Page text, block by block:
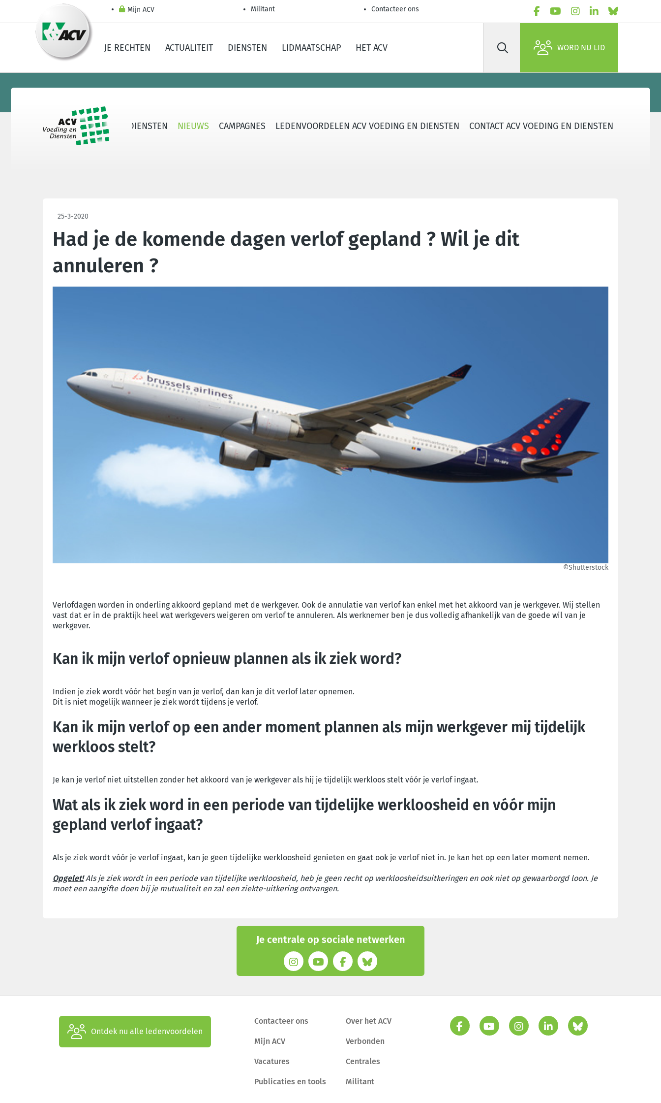
Mijn ACV Militant Contacteer ons
JE RECHTEN ACTUALITEIT DIENSTEN LIDMAATSCHAP HET ACV Zoek WORD NU LID
OVER ACV VOEDING EN DIENSTEN NIEUWS CAMPAGNES LEDENVOORDELEN ACV VOEDING EN DIENSTEN CONTACT ACV VOEDING EN DIENSTEN
25-3-2020
Had je de komende dagen verlof gepland ? Wil je dit
annuleren ?
©Shutterstock
Verlofdagen worden in onderling akkoord gepland met de werkgever. Ook de annulatie van verlof kan enkel met het akkoord van je werkgever. Wij stellen
vast dat er in de praktijk heel wat werkgevers weigeren om verlof te annuleren. Als werknemer ben je dus volledig afhankelijk van de goede wil van je
werkgever.
Kan ik mijn verlof opnieuw plannen als ik ziek word?
Indien je ziek wordt vóór het begin van je verlof, dan kan je dit verlof later opnemen.
Dit is niet mogelijk wanneer je ziek wordt tijdens je verlof.
Kan ik mijn verlof op een ander moment plannen als mijn werkgever mij tijdelijk
werkloos stelt?
Je kan je verlof niet uitstellen zonder het akkoord van je werkgever als hij je tijdelijk werkloos stelt vóór je verlof ingaat.
Wat als ik ziek word in een periode van tijdelijke werkloosheid en vóór mijn
gepland verlof ingaat?
Als je ziek wordt vóór je verlof ingaat, kan je geen tijdelijke werkloosheid genieten en gaat ook je verlof niet in. Je kan het op een later moment nemen.
Opgelet! Als je ziek wordt in een periode van tijdelijke werkloosheid, heb je geen recht op werkloosheidsuitkeringen en ook niet op gewaarborgd loon. Je
moet een aangifte doen bij je mutualiteit en zal een ziekte-uitkering ontvangen.
Je centrale op sociale netwerken
Ontdek nu alle ledenvoordelen
Contacteer ons
Mijn ACV
Vacatures
Publicaties en tools
Over het ACV
Verbonden
Centrales
Militant